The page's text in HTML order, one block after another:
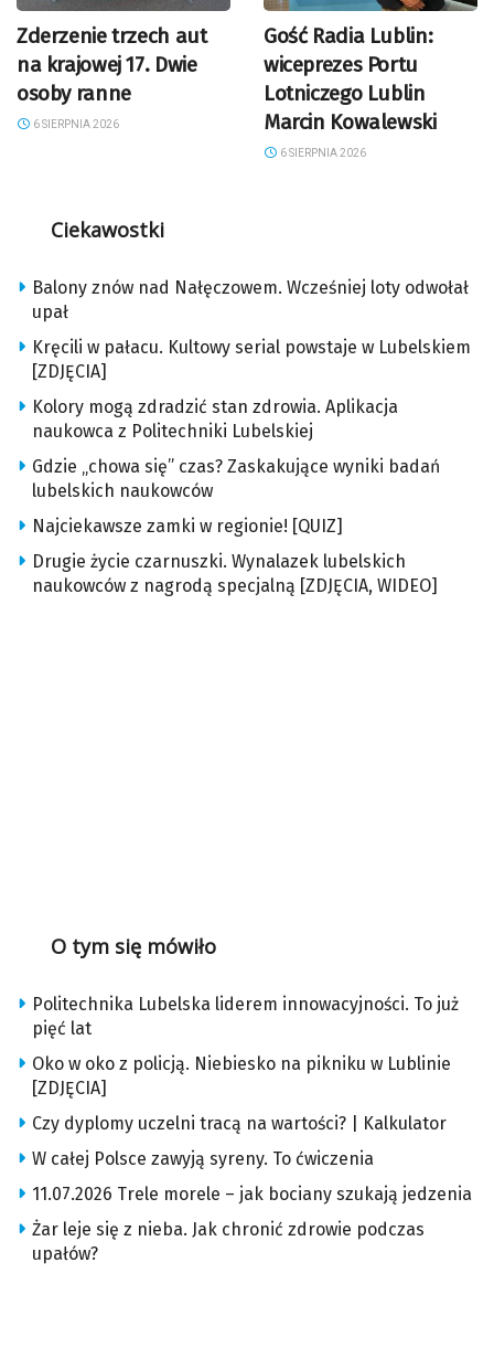
Zderzenie trzech aut
na krajowej 17. Dwie
osoby ranne
6 SIERPNIA 2026
Gość Radia Lublin:
wiceprezes Portu
Lotniczego Lublin
Marcin Kowalewski
6 SIERPNIA 2026
Ciekawostki
Balony znów nad Nałęczowem. Wcześniej loty odwołał
upał
Kręcili w pałacu. Kultowy serial powstaje w Lubelskiem
[ZDJĘCIA]
Kolory mogą zdradzić stan zdrowia. Aplikacja
naukowca z Politechniki Lubelskiej
Gdzie „chowa się” czas? Zaskakujące wyniki badań
lubelskich naukowców
Najciekawsze zamki w regionie! [QUIZ]
Drugie życie czarnuszki. Wynalazek lubelskich
naukowców z nagrodą specjalną [ZDJĘCIA, WIDEO]
O tym się mówiło
Politechnika Lubelska liderem innowacyjności. To już
pięć lat
Oko w oko z policją. Niebiesko na pikniku w Lublinie
[ZDJĘCIA]
Czy dyplomy uczelni tracą na wartości? | Kalkulator
W całej Polsce zawyją syreny. To ćwiczenia
11.07.2026 Trele morele – jak bociany szukają jedzenia
Żar leje się z nieba. Jak chronić zdrowie podczas
upałów?